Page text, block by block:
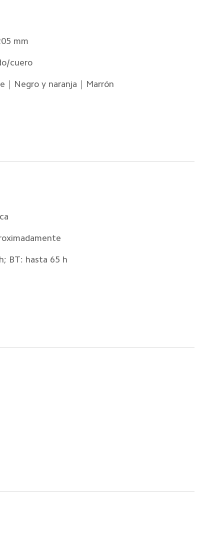
mm
cuero
｜Negro y naranja｜Marrón
BT: hasta 65 h